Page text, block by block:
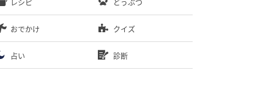
レシピ どうぶつ
おでかけ クイズ
占い 診断